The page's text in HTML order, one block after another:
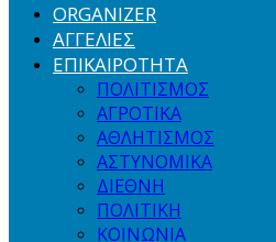
ORGANIZER
ΑΓΓΕΛΙΕΣ
ΕΠΙΚΑΙΡΟΤΗΤΑ
ΠΟΛΙΤΙΣΜΟΣ
ΑΓΡΟΤΙΚΑ
ΑΘΛΗΤΙΣΜΟΣ
ΑΣΤΥΝΟΜΙΚΑ
ΔΙΕΘΝΗ
ΠΟΛΙΤΙΚΗ
ΚΟΙΝΩΝΙΑ